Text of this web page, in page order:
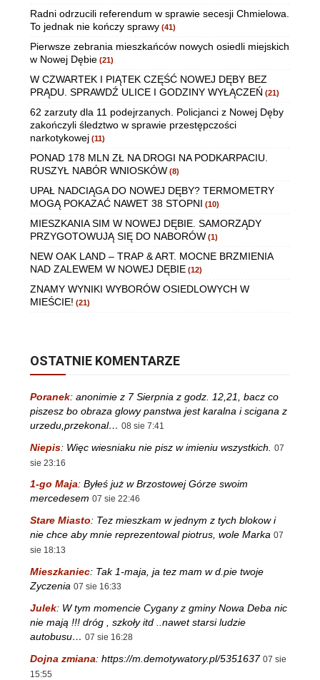
Radni odrzucili referendum w sprawie secesji Chmielowa.
To jednak nie kończy sprawy (41)
Pierwsze zebrania mieszkańców nowych osiedli miejskich
w Nowej Dębie (21)
W CZWARTEK I PIĄTEK CZĘŚĆ NOWEJ DĘBY BEZ
PRĄDU. SPRAWDŹ ULICE I GODZINY WYŁĄCZEŃ (21)
62 zarzuty dla 11 podejrzanych. Policjanci z Nowej Dęby
zakończyli śledztwo w sprawie przestępczości
narkotykowej (11)
PONAD 178 MLN ZŁ NA DROGI NA PODKARPACIU.
RUSZYŁ NABÓR WNIOSKÓW (8)
UPAŁ NADCIĄGA DO NOWEJ DĘBY? TERMOMETRY
MOGĄ POKAZAĆ NAWET 38 STOPNI (10)
MIESZKANIA SIM W NOWEJ DĘBIE. SAMORZĄDY
PRZYGOTOWUJĄ SIĘ DO NABORÓW (1)
NEW OAK LAND – TRAP & ART. MOCNE BRZMIENIA
NAD ZALEWEM W NOWEJ DĘBIE (12)
ZNAMY WYNIKI WYBORÓW OSIEDLOWYCH W
MIEŚCIE! (21)
OSTATNIE KOMENTARZE
Poranek: anonimie z 7 Sierpnia z godz. 12,21, bacz co
piszesz bo obraza glowy panstwa jest karalna i scigana z
urzedu,przekonal… 08 sie 7:41
Niepis: Więc wiesniaku nie pisz w imieniu wszystkich.
07
sie 23:16
1-go Maja: Byłeś już w Brzostowej Górze swoim
mercedesem 07 sie 22:46
Stare Miasto: Tez mieszkam w jednym z tych blokow i
nie chce aby mnie reprezentowal piotrus, wole Marka 07
sie 18:13
Mieszkaniec: Tak 1-maja, ja tez mam w d.pie twoje
Zyczenia 07 sie 16:33
Julek: W tym momencie Cygany z gminy Nowa Deba nic
nie mają !!! dróg , szkoły itd ..nawet starsi ludzie
autobusu… 07 sie 16:28
Dojna zmiana: https://m.demotywatory.pl/5351637 07 sie
15:55